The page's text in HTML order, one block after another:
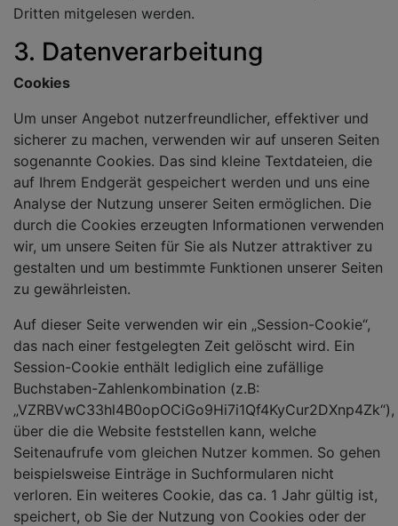
Dritten mitgelesen werden.
3. Datenverarbeitung
Cookies
Um unser Angebot nutzerfreundlicher, effektiver und
sicherer zu machen, verwenden wir auf unseren Seiten
sogenannte Cookies. Das sind kleine Textdateien, die
auf Ihrem Endgerät gespeichert werden und uns eine
Analyse der Nutzung unserer Seiten ermöglichen. Die
durch die Cookies erzeugten Informationen verwenden
wir, um unsere Seiten für Sie als Nutzer attraktiver zu
gestalten und um bestimmte Funktionen unserer Seiten
zu gewährleisten.
Auf dieser Seite verwenden wir ein „Session-Cookie“,
das nach einer festgelegten Zeit gelöscht wird. Ein
Session-Cookie enthält lediglich eine zufällige
Buchstaben-Zahlenkombination (z.B:
„VZRBVwC33hl4B0opOCiGo9Hi7i1Qf4KyCur2DXnp4Zk“),
über die die Website feststellen kann, welche
Seitenaufrufe vom gleichen Nutzer kommen. So gehen
beispielsweise Einträge in Suchformularen nicht
verloren. Ein weiteres Cookie, das ca. 1 Jahr gültig ist,
speichert, ob Sie der Nutzung von Cookies oder der